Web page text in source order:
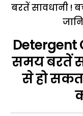
बरतें सावधानी !
Detergent
समय बरतें
से हो